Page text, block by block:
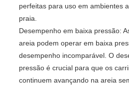
perfeitas para uso em ambientes
praia.
Desempenho em baixa pressão:
areia podem operar em baixa
desempenho incomparável. O
pressão é crucial para que os
continuem avançando na areia